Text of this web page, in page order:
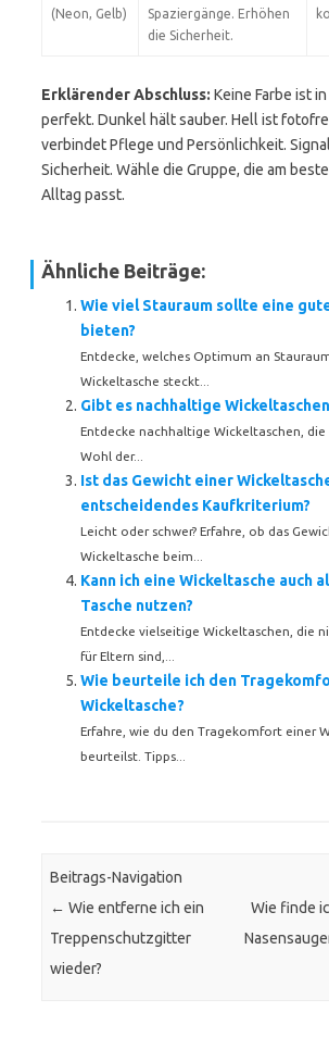
(Neon, Gelb)
Spaziergänge. Erhöhen
die Sicherheit.
Erklärender Abschluss: Keine Farbe ist
perfekt. Dunkel hält sauber. Hell ist
verbindet Pflege und Persönlichkeit.
Sicherheit. Wähle die Gruppe, die am
Alltag passt.
Ähnliche Beiträge:
Wie viel Stauraum sollte eine
bieten?
Entdecke, welches Optimum an
Wickeltasche steckt...
Gibt es nachhaltige
Entdecke nachhaltige Wickeltaschen, die
Wohl der...
Ist das Gewicht einer
entscheidendes Kaufkriterium?
Leicht oder schwer? Erfahre, ob das
Wickeltasche beim...
Kann ich eine Wickeltasche auch
Tasche nutzen?
Entdecke vielseitige Wickeltaschen, die
für Eltern sind,...
Wie beurteile ich den
Wickeltasche?
Erfahre, wie du den Tragekomfort einer
beurteilst. Tipps...
Beitrags-Navigation
← Wie entferne ich ein
Treppenschutzgitter
wieder?
Wie finde